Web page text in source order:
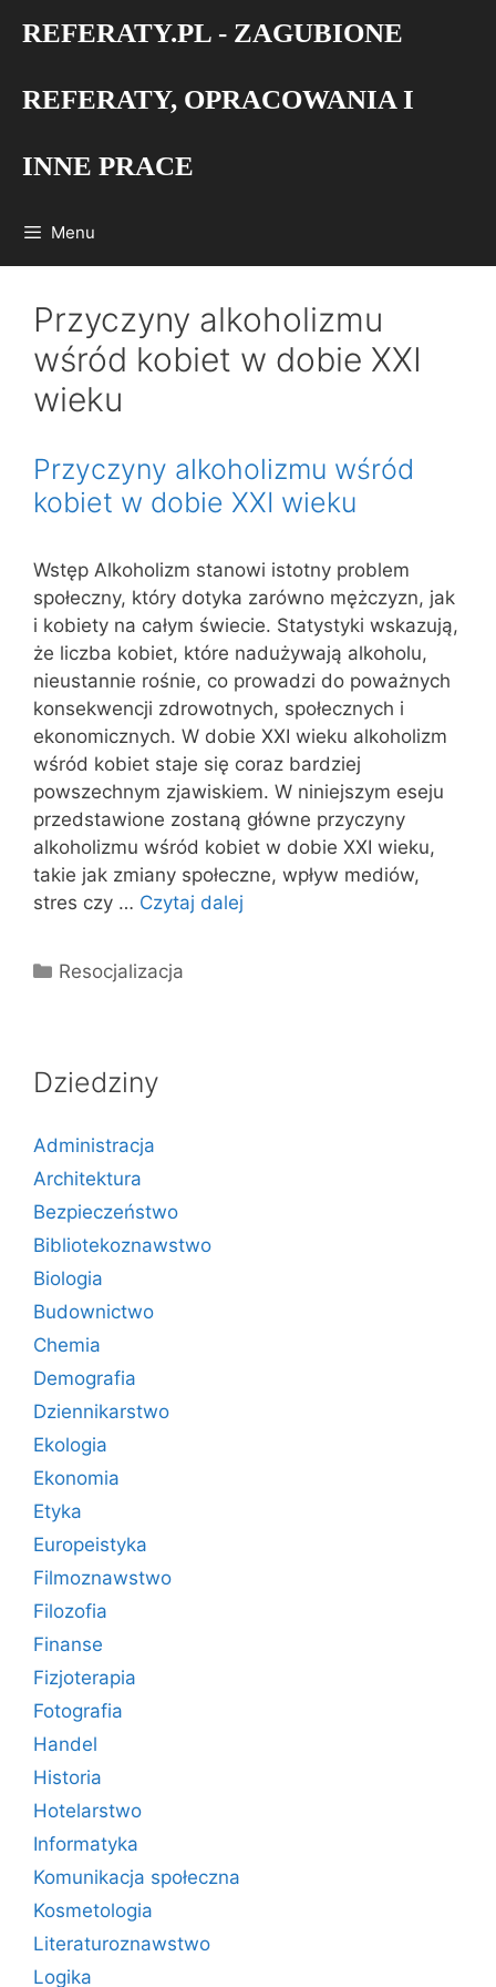
REFERATY.PL - ZAGUBIONE
REFERATY, OPRACOWANIA I
INNE PRACE
Menu
Przyczyny alkoholizmu
wśród kobiet w dobie XXI
wieku
Przyczyny alkoholizmu wśród
kobiet w dobie XXI wieku
Wstęp Alkoholizm stanowi istotny problem
społeczny, który dotyka zarówno mężczyzn, jak
i kobiety na całym świecie. Statystyki wskazują,
że liczba kobiet, które nadużywają alkoholu,
nieustannie rośnie, co prowadzi do poważnych
konsekwencji zdrowotnych, społecznych i
ekonomicznych. W dobie XXI wieku alkoholizm
wśród kobiet staje się coraz bardziej
powszechnym zjawiskiem. W niniejszym eseju
przedstawione zostaną główne przyczyny
alkoholizmu wśród kobiet w dobie XXI wieku,
takie jak zmiany społeczne, wpływ mediów,
stres czy … Czytaj dalej
Kategorie
Resocjalizacja
Dziedziny
Administracja
Architektura
Bezpieczeństwo
Bibliotekoznawstwo
Biologia
Budownictwo
Chemia
Demografia
Dziennikarstwo
Ekologia
Ekonomia
Etyka
Europeistyka
Filmoznawstwo
Filozofia
Finanse
Fizjoterapia
Fotografia
Handel
Historia
Hotelarstwo
Informatyka
Komunikacja społeczna
Kosmetologia
Literaturoznawstwo
Logika